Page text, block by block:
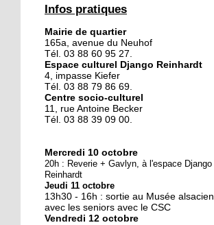
Le vrac s'invite au Neuhof
11 octobre 2018
Les petites filles
chaussent leurs
10 octobre 2018
Nouveau look pour une
nouvelle mairie
Infos pratiques
Mairie de quartier
165a, avenue du Neuhof
Tél. 03 88 60 95 27.
Espace culturel Django Reinhardt
4, impasse Kiefer
Tél. 03 88 79 86 69.
Centre socio-culturel
11, rue Antoine Becker
Tél. 03 88 39 09 00.
Mercredi 10 octobre
20h : Reverie + Gavlyn, à l'espace Django
Reinhardt
Jeudi 11 octobre
13h30 - 16h : sortie au Musée alsacien
avec les seniors avec le CSC
Vendredi 12 octobre